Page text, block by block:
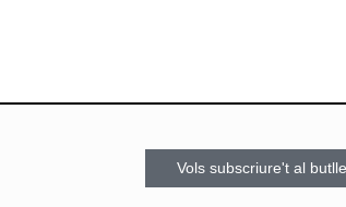
Vols subscriure't al